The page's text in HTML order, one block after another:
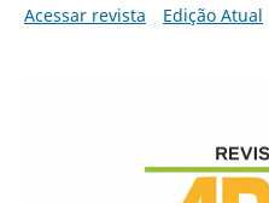
Acessar revista Edição Atual